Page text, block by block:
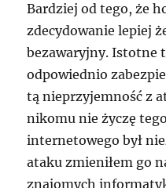
Bardziej od tego, że
zdecydowanie lepiej
bezawaryjny. Istotne
odpowiednio
tą nieprzyjemność z
nikomu nie życzę
internetowego był
ataku zmieniłem go
znajomych